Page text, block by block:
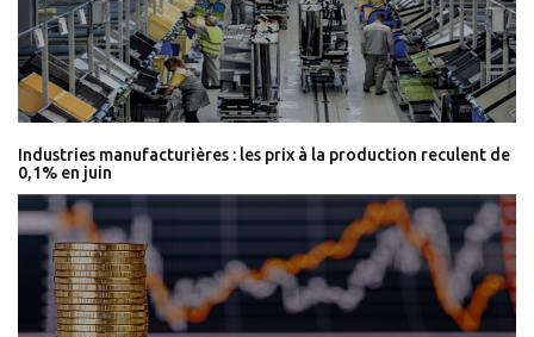
Industries manufacturières : les prix à la production reculent de
0,1% en juin